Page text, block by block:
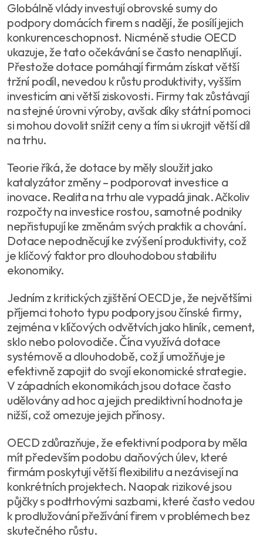
Globálně vlády investují obrovské sumy do
podpory domácích firem s nadějí, že posílí jejich
konkurenceschopnost. Nicméně studie OECD
ukazuje, že tato očekávání se často nenaplňují.
Přestože dotace pomáhají firmám získat větší
tržní podíl, nevedou k růstu produktivity, vyšším
investicím ani větší ziskovosti. Firmy tak zůstávají
na stejné úrovni výroby, avšak díky státní pomoci
si mohou dovolit snížit ceny a tím si ukrojit větší díl
na trhu.
Teorie říká, že dotace by měly sloužit jako
katalyzátor změny – podporovat investice a
inovace. Realita na trhu ale vypadá jinak. Ačkoliv
rozpočty na investice rostou, samotné podniky
nepřistupují ke změnám svých praktik a chování.
Dotace nepodněcují ke zvýšení produktivity, což
je klíčový faktor pro dlouhodobou stabilitu
ekonomiky.
Jedním z kritických zjištění OECD je, že největšími
příjemci tohoto typu podpory jsou čínské firmy,
zejména v klíčových odvětvích jako hliník, cement,
sklo nebo polovodiče. Čína využívá dotace
systémově a dlouhodobě, což jí umožňuje je
efektivně zapojit do svojí ekonomické strategie.
V západních ekonomikách jsou dotace často
udělovány ad hoc a jejich prediktivní hodnota je
nižší, což omezuje jejich přínosy.
OECD zdůrazňuje, že efektivní podpora by měla
mít především podobu daňových úlev, které
firmám poskytují větší flexibilitu a nezávisejí na
konkrétních projektech. Naopak rizikové jsou
půjčky s podtrhovými sazbami, které často vedou
k prodlužování přežívání firem v problémech bez
skutečného růstu.